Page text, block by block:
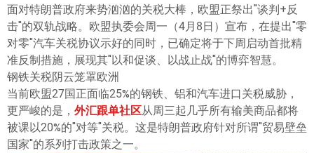
한글
日本語
Tiếng việt
ไทย
面对特朗普政府来势汹汹的关税大棒，欧盟正祭出"谈判+反
击"的双轨战略。欧盟执委会周一（4月8日）宣布，在提出"零
对零"汽车关税协议示好的同时，已确定将于下周启动首批精
准反制措施，展现其"以和促谈、以战止战"的博弈智慧。
钢铁关税阴云笼罩欧洲
当前欧盟27国正面临25%的钢铁、铝和汽车进口关税威胁，
更严峻的是， 外汇跟单社区从周三起几乎所有输美商品都将
被课以20%的"对等"关税。这是特朗普政府针对所谓"贸易壁垒
国家"的系列打击政策之一。